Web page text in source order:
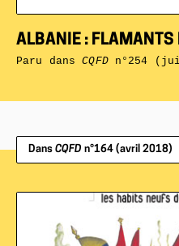
ALBANIE : FLAMANTS
Paru dansCQFDn°254
Dans CQFD n°164 (avril 2018)